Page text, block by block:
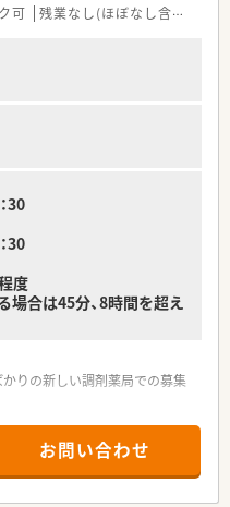
可 残業なし(ほぼなし含む)
30
30
度
場合は45分、8時間を超え
りの新しい調剤薬局での募集
、仕事後の時間を有効に活用で
お問い合わせ